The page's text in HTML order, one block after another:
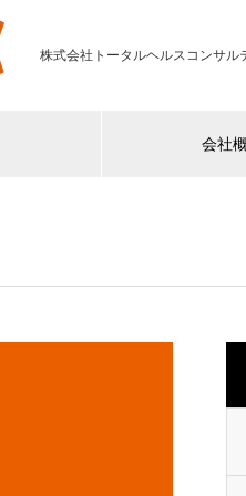
株式会社トータルヘルスコンサル
会社